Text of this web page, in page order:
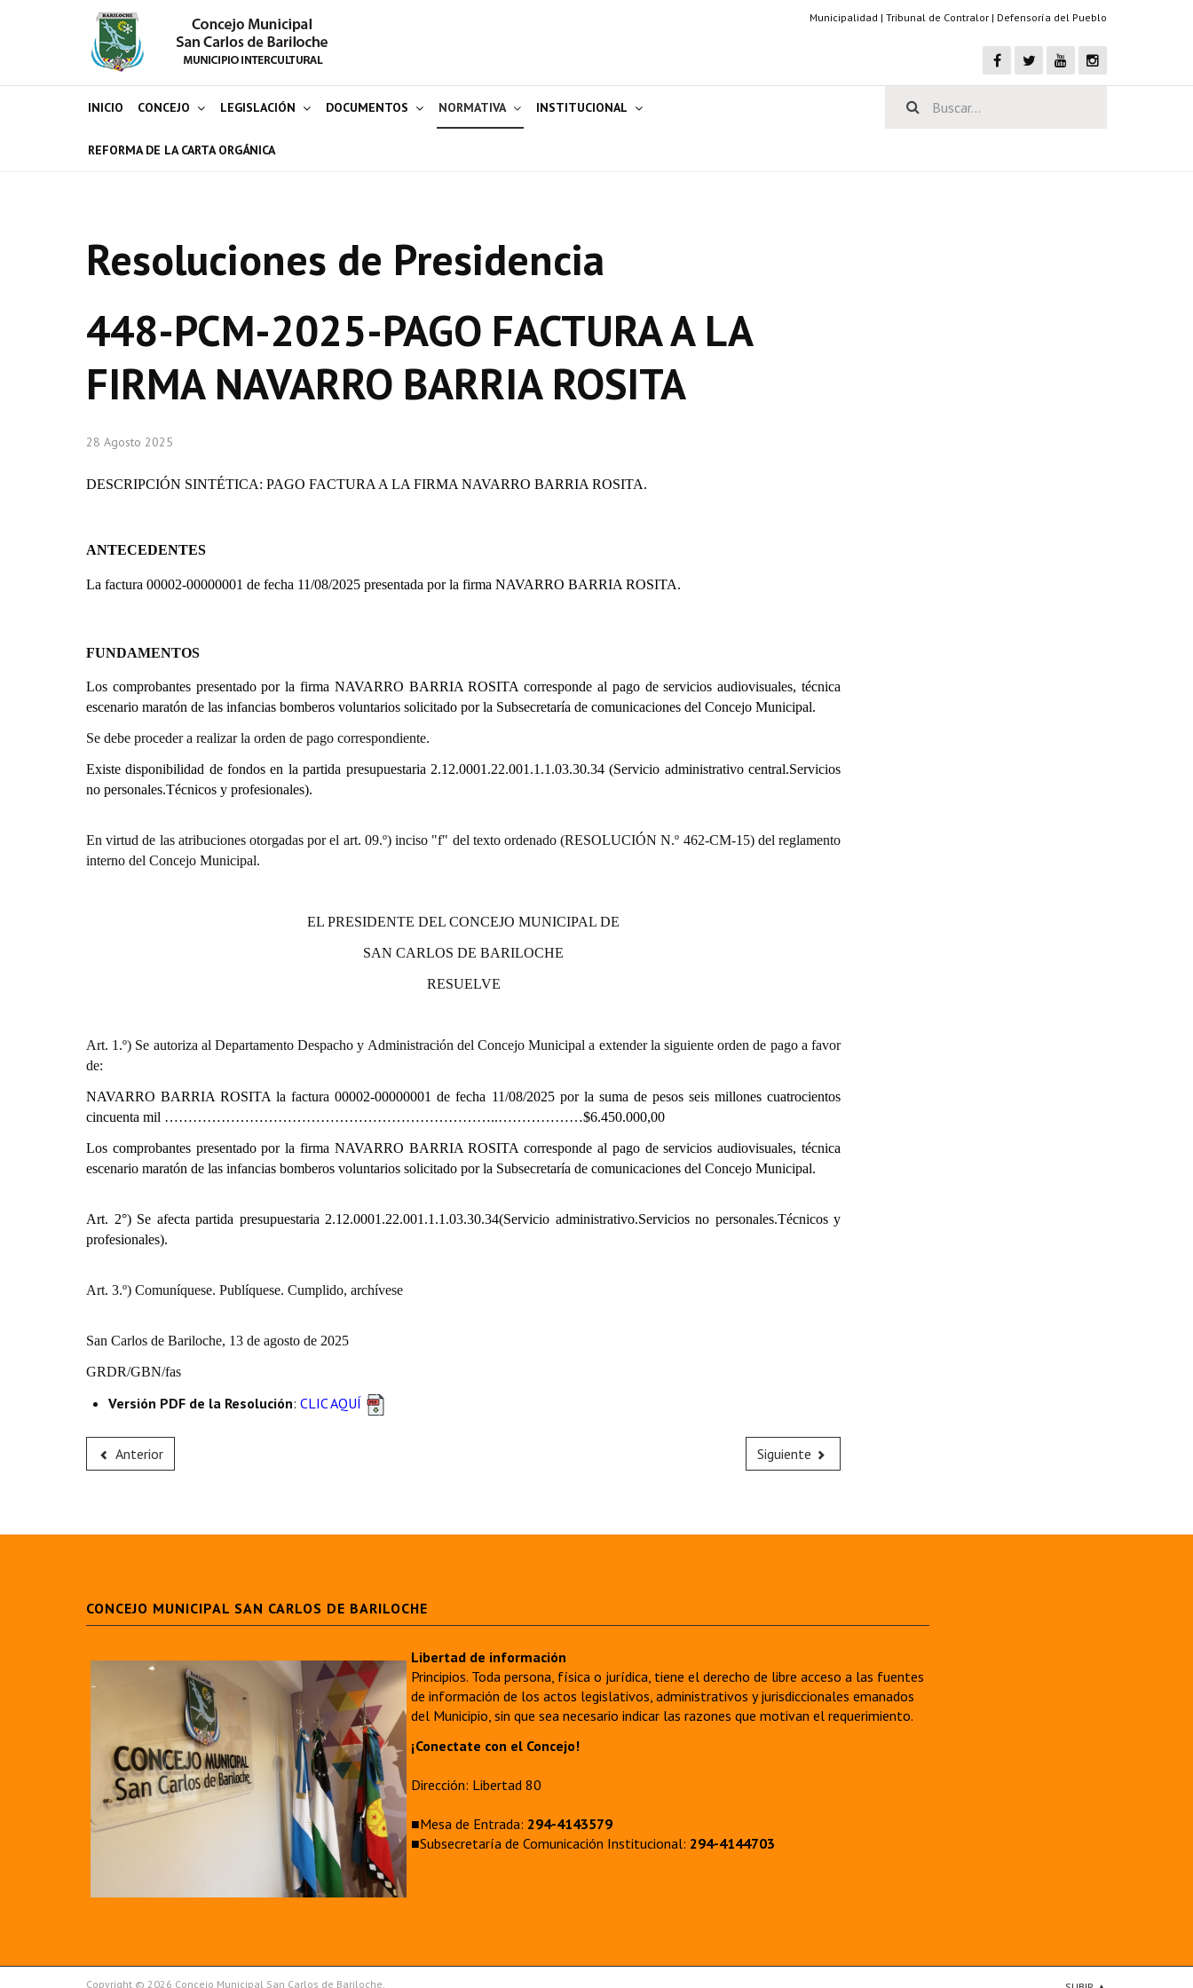
Municipalidad | Tribunal de Contralor | Defensoría del Pueblo
INICIO CONCEJO LEGISLACIÓN DOCUMENTOS NORMATIVA INSTITUCIONAL
REFORMA DE LA CARTA ORGÁNICA
Resoluciones de Presidencia
448-PCM-2025-PAGO FACTURA A LA
FIRMA NAVARRO BARRIA ROSITA
28 Agosto 2025
DESCRIPCIÓN SINTÉTICA: PAGO FACTURA A LA FIRMA NAVARRO BARRIA ROSITA.
ANTECEDENTES
La factura 00002-00000001 de fecha 11/08/2025 presentada por la firma NAVARRO BARRIA ROSITA.
FUNDAMENTOS
Los comprobantes presentado por la firma NAVARRO BARRIA ROSITAcorresponde al pago de servicios audiovisuales, técnica
escenario maratón de las infancias bomberos voluntarios solicitado por la Subsecretaría de comunicaciones del Concejo Municipal.
Se debe proceder a realizar la orden de pago correspondiente.
Existe disponibilidad de fondos en la partida presupuestaria 2.12.0001.22.001.1.1.03.30.34(Servicio administrativo central.Servicios
no personales.Técnicos y profesionales).
En virtud de las atribuciones otorgadas por el art. 09.º) inciso "f" del texto ordenado (RESOLUCIÓN N.º 462-CM-15) del reglamento
interno del Concejo Municipal.
EL PRESIDENTE DEL CONCEJO MUNICIPAL DE
SAN CARLOS DE BARILOCHE
RESUELVE
Art. 1.º) Se autoriza al Departamento Despacho y Administración del Concejo Municipal a extender la siguiente orden de pago a favor
de:
NAVARRO BARRIA ROSITAla factura 00002-00000001 de fecha 11/08/2025 por la suma de pesos seis millones cuatrocientos
cincuenta mil ……………………………………………………………..………………$6.450.000,00
Los comprobantes presentado por la firma NAVARRO BARRIA ROSITAcorresponde al pago de servicios audiovisuales, técnica
escenario maratón de las infancias bomberos voluntarios solicitado por la Subsecretaría de comunicaciones del Concejo Municipal.
Art. 2°) Se afecta partida presupuestaria 2.12.0001.22.001.1.1.03.30.34(Servicio administrativo.Servicios no personales.Técnicos y
profesionales).
Art. 3.º) Comuníquese. Publíquese. Cumplido, archívese
San Carlos de Bariloche, 13 de agosto de 2025
GRDR/GBN/fas
Versión PDF de la Resolución: CLIC AQUÍ
Anterior Siguiente
CONCEJO MUNICIPAL SAN CARLOS DE BARILOCHE
Libertad de información
Principios. Toda persona, física o jurídica, tiene el derecho de libre acceso a las fuentes
de información de los actos legislativos, administrativos y jurisdiccionales emanados
del Municipio, sin que sea necesario indicar las razones que motivan el requerimiento.
¡Conectate con el Concejo!
Dirección: Libertad 80
■Mesa de Entrada: 294-4143579
■Subsecretaría de Comunicación Institucional: 294-4144703
Copyright © 2026 Concejo Municipal San Carlos de Bariloche.